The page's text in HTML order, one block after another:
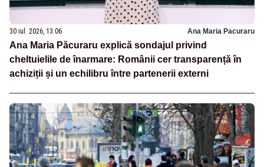
30 iul. 2026, 13:06 Ana Maria Pacuraru
Ana Maria Păcuraru explică sondajul privind
cheltuielile de înarmare: Românii cer transparență în
achiziții și un echilibru între partenerii externi